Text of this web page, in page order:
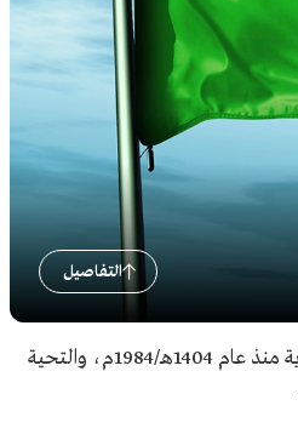
التفاصيل
، هو النشيد الوطني الرسمي للمملكة العربية السعودية منذ عام 1404هـ/1984م، والتحية